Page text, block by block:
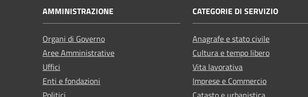
AMMINISTRAZIONE
Organi di Governo
Aree Amministrative
Uffici
Enti e fondazioni
CATEGORIE DI SERVIZIO
Anagrafe e stato civile
Cultura e tempo libero
Vita lavorativa
Imprese e Commercio